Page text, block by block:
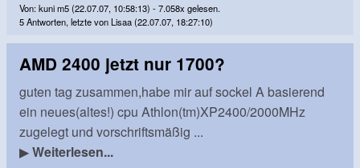
Von: kuni m5 (22.07.07, 10:58:13) - 7.058x gelesen.
5 Antworten, letzte von Lisaa (22.07.07, 18:27:10)
AMD 2400 jetzt nur 1700?
guten tag zusammen,habe mir auf sockel A basierend
ein neues(altes!) cpu Athlon(tm)XP2400/2000MHz
zugelegt und vorschriftsmäßig ...
▶Weiterlesen...